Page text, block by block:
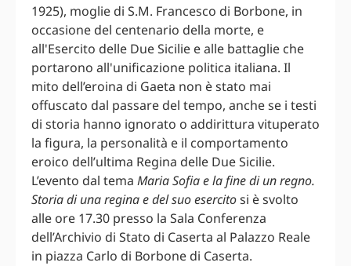
1925), moglie di S.M. Francesco di Borbone, in
occasione del centenario della morte, e
all'Esercito delle Due Sicilie e alle battaglie che
portarono all'unificazione politica italiana. Il
mito dell’eroina di Gaeta non è stato mai
offuscato dal passare del tempo, anche se i testi
di storia hanno ignorato o addirittura vituperato
la figura, la personalità e il comportamento
eroico dell’ultima Regina delle Due Sicilie.
L’evento dal tema Maria Sofia e la fine di un regno.
Storia di una regina e del suo esercitosi è svolto
alle ore 17.30 presso la Sala Conferenza
dell’Archivio di Stato di Caserta al Palazzo Reale
in piazza Carlo di Borbone di Caserta.